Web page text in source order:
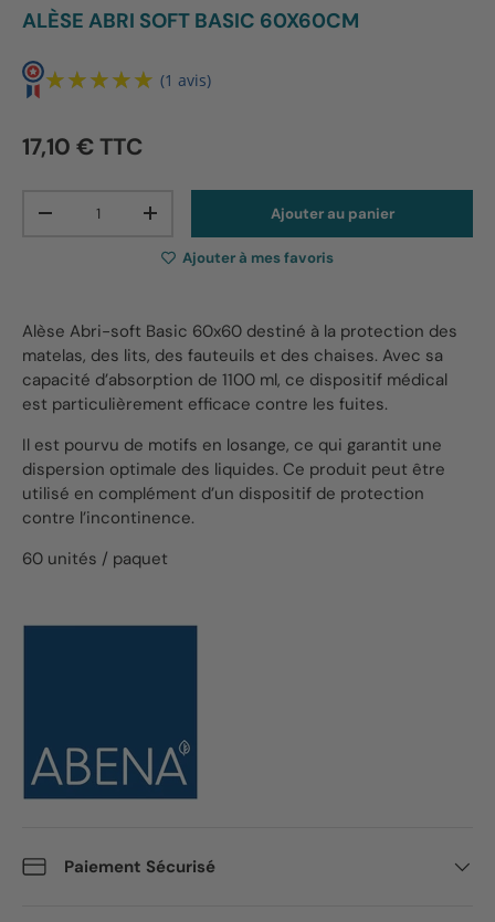
ALÈSE ABRI SOFT BASIC 60X60CM
★★★★★
★★★★★ (1 avis)
17,10 € TTC
-
+ Ajouter au panier
Ajouter à mes favoris
Alèse Abri-soft Basic 60x60 destiné à la protection des
matelas, des lits, des fauteuils et des chaises. Avec sa
capacité d’absorption de 1100 ml, ce dispositif médical
est particulièrement efficace contre les fuites.
Il est pourvu de motifs en losange, ce qui garantit une
dispersion optimale des liquides. Ce produit peut être
utilisé en complément d’un dispositif de protection
contre l’incontinence.
60 unités / paquet
Paiement Sécurisé